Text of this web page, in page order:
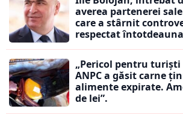
averea partenerei
care a stârnit
respectat
„Pericol pentru turiști
ANPC a găsit carne
alimente expirate.
de lei”.